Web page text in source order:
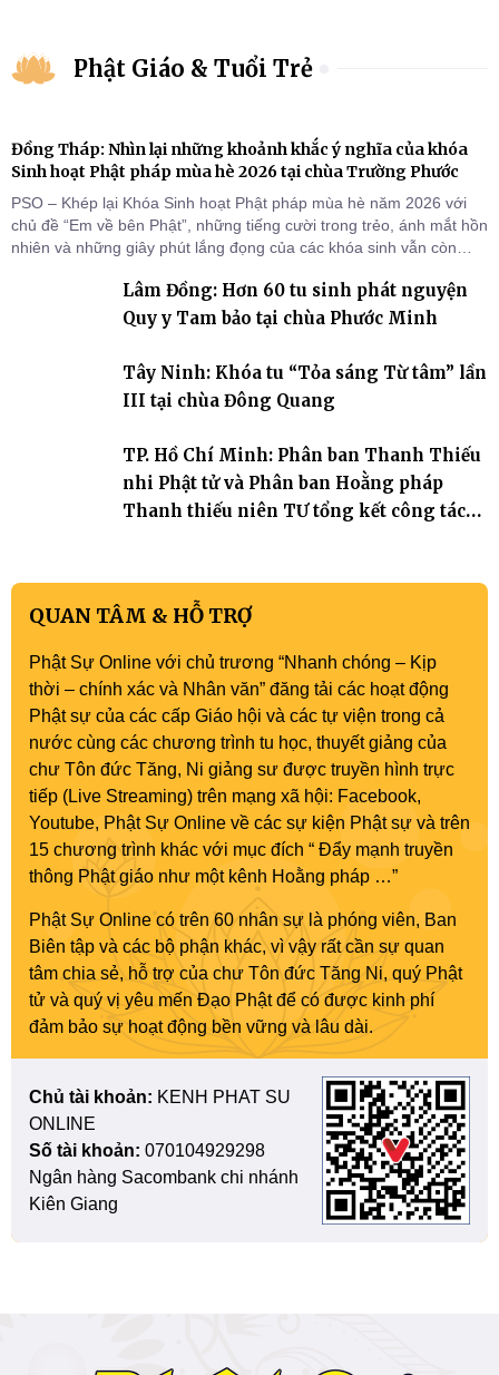
Phật Giáo & Tuổi Trẻ
Đồng Tháp: Nhìn lại những khoảnh khắc ý nghĩa của khóa
Sinh hoạt Phật pháp mùa hè 2026 tại chùa Trường Phước
PSO – Khép lại Khóa Sinh hoạt Phật pháp mùa hè năm 2026 với
chủ đề “Em về bên Phật”, những tiếng cười trong trẻo, ánh mắt hồn
nhiên và những giây phút lắng đọng của các khóa sinh vẫn còn
Tháp). Những tuần tu học ngắn ngủi nhưng đã trở thành hành
trang quý báu, gieo những hạt giống thiện l
Lâm Đồng: Hơn 60 tu sinh phát nguyện
Quy y Tam bảo tại chùa Phước Minh
Tây Ninh: Khóa tu “Tỏa sáng Từ tâm” lần
III tại chùa Đông Quang
TP. Hồ Chí Minh: Phân ban Thanh Thiếu
nhi Phật tử và Phân ban Hoằng pháp
Thanh thiếu niên TƯ tổng kết công tác
QUAN TÂM & HỖ TRỢ
Phật Sự Online với chủ trương “Nhanh chóng – Kịp
thời – chính xác và Nhân văn” đăng tải các hoạt động
Phật sự của các cấp Giáo hội và các tự viện trong cả
nước cùng các chương trình tu học, thuyết giảng của
chư Tôn đức Tăng, Ni giảng sư được truyền hình trực
tiếp (Live Streaming) trên mạng xã hội: Facebook,
Youtube, Phật Sự Online về các sự kiện Phật sự và trên
15 chương trình khác với mục đích “ Đẩy mạnh truyền
thông Phật giáo như một kênh Hoằng pháp …”
Phật Sự Online có trên 60 nhân sự là phóng viên, Ban
Biên tập và các bộ phận khác, vì vậy rất cần sự quan
tâm chia sẻ, hỗ trợ của chư Tôn đức Tăng Ni, quý Phật
tử và quý vị yêu mến Đạo Phật để có được kinh phí
đảm bảo sự hoạt động bền vững và lâu dài.
Chủ tài khoản: KENH PHAT SU
ONLINE
Số tài khoản: 070104929298
Ngân hàng Sacombank chi nhánh
Kiên Giang